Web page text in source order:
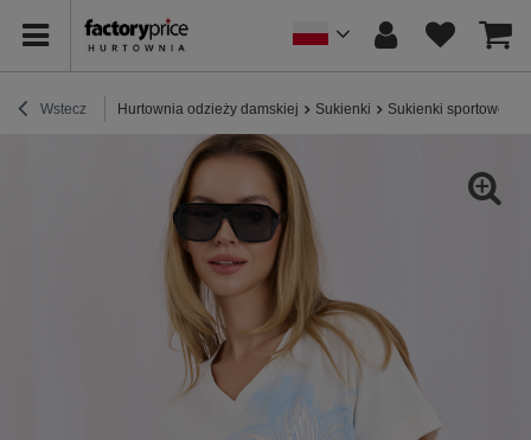
Wstecz Hurtownia odzieży damskiej Sukienki Sukienki sportowe /